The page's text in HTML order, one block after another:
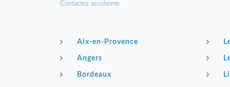
Contactez assohome
Aix-en-Provence
Angers
Bordeaux